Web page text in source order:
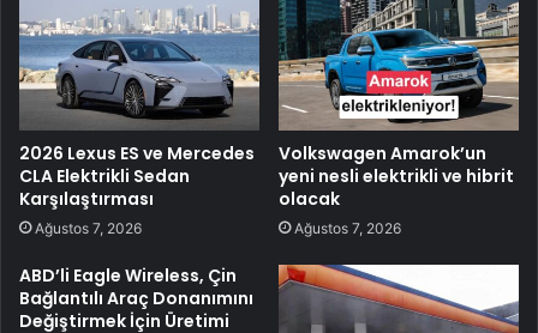
2026 Lexus ES ve Mercedes
CLA Elektrikli Sedan
Karşılaştırması
Ağustos 7, 2026
Volkswagen Amarok’un
yeni nesli elektrikli ve hibrit
olacak
Ağustos 7, 2026
ABD’li Eagle Wireless, Çin
Bağlantılı Araç Donanımını
Değiştirmek İçin Üretimi